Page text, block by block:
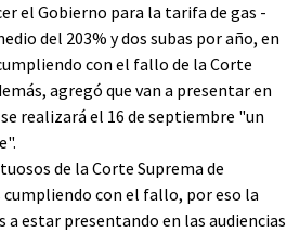
el Gobierno para la tarifa de gas -
del 203% y dos subas por año, en
con el fallo de la Corte
agregó que van a presentar en
realizará el 16 de septiembre "un
de la Corte Suprema de
con el fallo, por eso la
a estar presentando en las audiencias